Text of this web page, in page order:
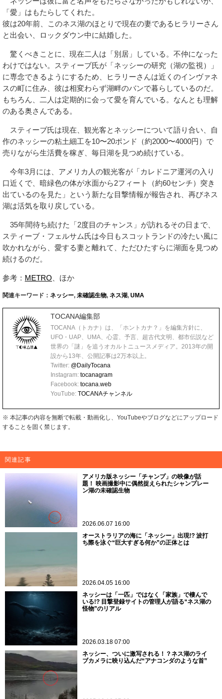
「愛」はもたらしてくれた。
彼は20年前、このネス湖のほとりで現在の妻であるヒラリーさん
と出会い、ロックダウン中に結婚した。
驚くべきことに、現在二人は「別居」している。不仲になった
わけではない。スティーブ氏が「ネッシーの研究（湖の監視）」
に専念できるようにするため、ヒラリーさんは近くのインヴァネ
スの町に住み、彼は相変わらず湖畔のバンで暮らしているのだ。
もちろん、二人は定期的に会って愛を育んでいる。なんとも理解
のある奥さんである。
スティーブ氏は現在、観光客とネッシーについて語り合い、自
作のネッシーの粘土細工を10〜20ポンド（約2000〜4000円）で
売りながら生活費を稼ぎ、毎日湖を見つめ続けている。
今年3月には、アメリカ人の観光客が「カレドニア運河の入り
口近くで、暗緑色の体が水面から2フィート（約60センチ）突き
出ているのを見た」という新たな目撃情報が報告され、再びネス
湖は活気を取り戻している。
35年間待ち続けた「2度目のチャンス」が訪れるその日まで、
スティーブ・フェルサム氏は今日もスコットランドの冷たい風に
吹かれながら、愛する妻と離れて、ただひたすらに湖面を見つめ
続けるのだ。
参考： METRO 、ほか
関連キーワード： ネッシー, 未確認生物, ネス湖, UMA
TOCANA編集部
TOCANA（トカナ）は、「ホントカナ？」を編集方針に、
UFO・UAP、UMA、心霊、予言、超古代文明、都市伝説など
世界の「謎」を追うオカルトニュースメディア。2013年の開
設から13年、公開記事は2万本以上。
Twitter: @DailyTocana
Instagram: tocanagram
Facebook: tocana.web
YouTube: TOCANAチャンネル
※ 本記事の内容を無断で転載・動画化し、YouTubeやブログなどにアップロード
することを固く禁じます。
関連記事
アメリカ版ネッシー「チャンプ」の映像が話
題！ 映画撮影中に偶然捉えられたシャンプレー
ン湖の未確認生物
2026.06.07 16:00
オーストラリアの海に「ネッシー」出現!? 波打
ち際を泳ぐ“巨大すぎる何か”の正体とは
2026.04.05 16:00
ネッシーは「一匹」ではなく「家族」で棲んで
いる!? 目撃登録サイトの管理人が語る“ネス湖の
怪物”のリアル
2026.03.18 07:00
ネッシー、ついに激写される！？ネス湖のライ
ブカメラに映り込んだ“アナコンダのような首”